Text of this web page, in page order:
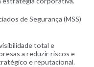
de Segurança (MSS)
total e
a reduzir riscos e
e reputacional.